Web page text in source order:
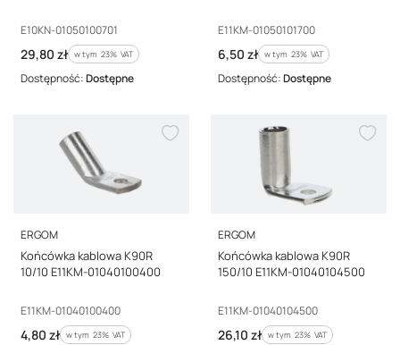
Kod producenta
E10KN-01050100701
Cena brutto
29,80 zł w tym %s VAT
w tym 23% VAT
Dostępność:Dostępne
Kod producenta
E11KM-01050101700
Cena brutto
6,50 zł w tym %s VAT
w tym 23% VAT
Dostępność:Dostępne
PRODUCENT
ERGOM
Końcówka kablowa K90R
10/10 E11KM-01040100400
Kod producenta
E11KM-01040100400
Cena brutto
4,80 zł w tym %s VAT
w tym 23% VAT
PRODUCENT
ERGOM
Końcówka kablowa K90R
150/10 E11KM-01040104500
Kod producenta
E11KM-01040104500
Cena brutto
26,10 zł w tym %s VAT
w tym 23% VAT